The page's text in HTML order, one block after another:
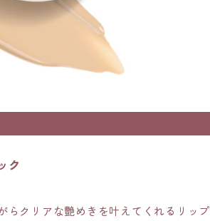
ク
らクリアな艶めきを叶えてくれるリップ